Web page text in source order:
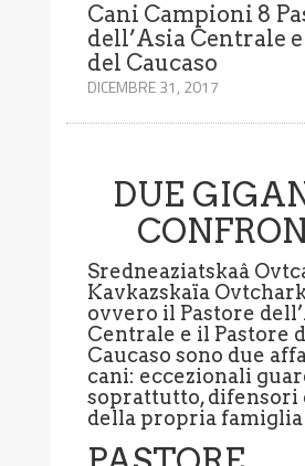
Cani Campioni 8
dell’Asia Centrale
del Caucaso
DICEMBRE 31, 2017
DUE
Sredneaziatskaâ
Kavkazskaïa
ovvero il Pastore
Centrale e il Pastore
Caucaso sono due
cani: eccezionali
soprattutto, difensori
della propria famiglia